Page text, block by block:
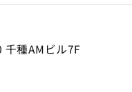
千種AMビル7F